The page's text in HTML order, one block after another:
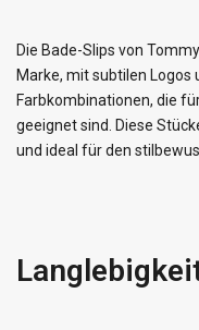
Die Bade-Slips von
Marke, mit subtilen Logos
Farbkombinationen, die
geeignet sind. Diese
und ideal für den